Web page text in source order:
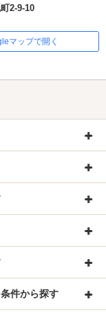
2-9-10
マップで開く
件から探す